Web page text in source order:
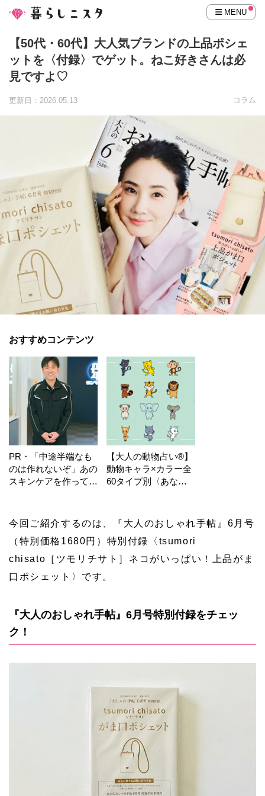
MENU
【50代・60代】大人気ブランドの上品ポシェ
ットを〈付録〉でゲット。ねこ好きさんは必
見ですよ♡
更新日：2026.05.13 コラム
おすすめコンテンツ
PR・「中途半端なも
のは作れないぞ」あの
スキンケアを作ってい
【大人の動物占い®】
動物キャラ×カラー全
60タイプ別〈あなた
今回ご紹介するのは、『大人のおしゃれ手帖』6月号
（特別価格1680円）特別付録〈tsumori
chisato［ツモリチサト］ネコがいっぱい！上品がま
口ポシェット〉です。
『大人のおしゃれ手帖』6月号特別付録をチェッ
ク！